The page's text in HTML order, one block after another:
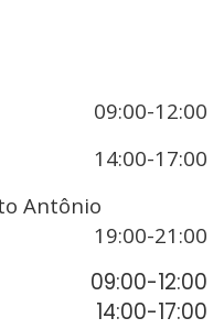
09:00-12:00
14:00-17:00
Antônio
19:00-21:00
09:00-12:00
14:00-17:00